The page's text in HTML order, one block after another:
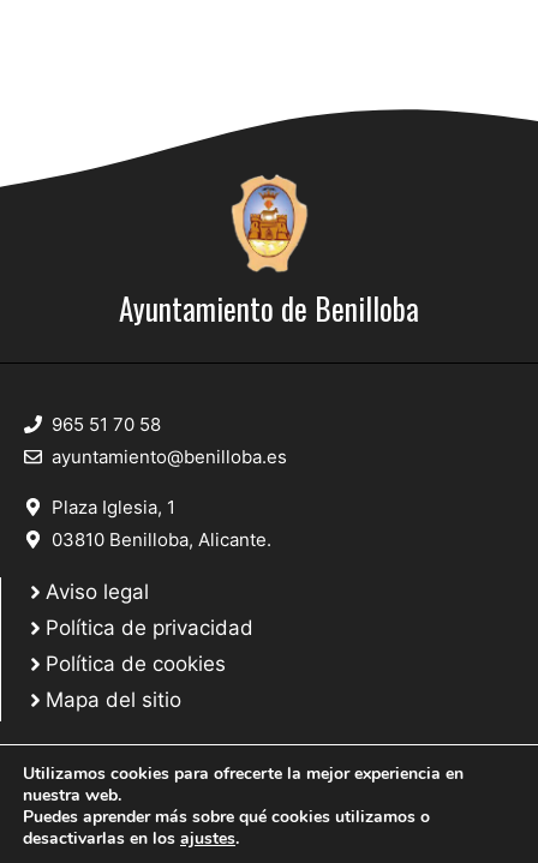
Ayuntamiento de Benilloba
965 51 70 58
ayuntamiento@benilloba.es
Plaza Iglesia, 1
03810 Benilloba, Alicante.
Aviso legal
Política de privacidad
Política de cookies
Mapa del sitio
© 2025 Web desarrollada por el Servicio de Informática de Diputación de
Utilizamos cookies para ofrecerte la mejor experiencia en
nuestra web.
Puedes aprender más sobre qué cookies utilizamos o
desactivarlas en los ajustes.